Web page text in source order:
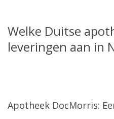
Welke Duitse
leveringen aan in
Apotheek DocMorris: